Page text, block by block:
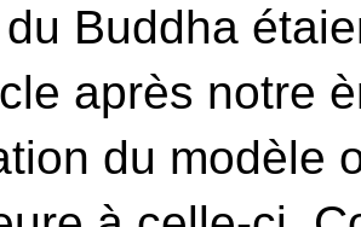
Buddha
après notre
du modèle